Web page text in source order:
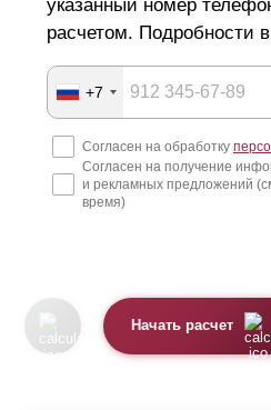
указанный номер
расчетом. Подробности
+7
Согласен на обработку
Согласен на получение
и рекламных предложений
время)
Начать расчет